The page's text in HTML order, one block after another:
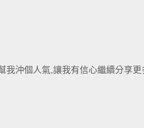
沖個人氣,讓我有信心繼續分享